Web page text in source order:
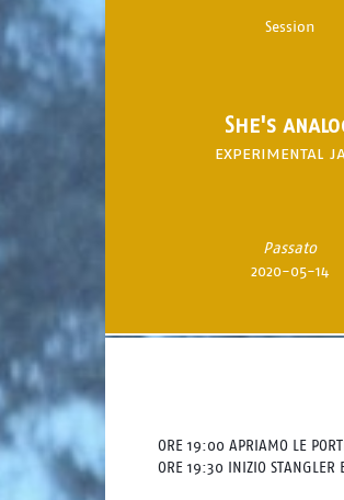
Session
She's
experimental
Passato
2020-05-14
ORE 19:00 APRIAMO LE
ORE 19:30 INIZIO STANGLER